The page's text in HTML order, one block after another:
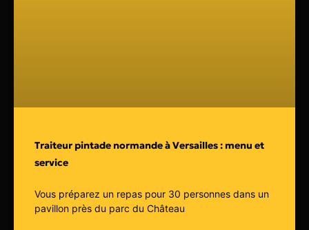
Traiteur pintade normande à Versailles : menu et
service
Vous préparez un repas pour 30 personnes dans un
pavillon près du parc du Château